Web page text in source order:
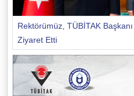
Rektörümüz, TÜBİTAK Başkanı
Ziyaret Etti